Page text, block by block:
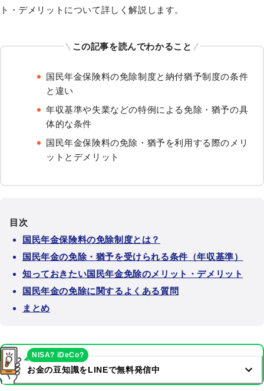
ト・デメリットについて詳しく解説します。
この記事を読んでわかること
国民年金保険料の免除制度と納付猶予制度の条件
と違い
年収基準や失業などの特例による免除・猶予の具
体的な条件
国民年金保険料の免除・猶予を利用する際のメリ
ットとデメリット
目次
国民年金保険料の免除制度とは？
国民年金の免除・猶予を受けられる条件（年収基準）
知っておきたい国民年金免除のメリット・デメリット
国民年金の免除に関するよくある質問
まとめ
お金の豆知識をLINEで無料発信中
NISA? iDeCo?